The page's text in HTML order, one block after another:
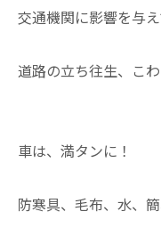
交通機関に影響を与え
道路の立ち往生、こわ
車は、満タンに！
防寒具、毛布、水、